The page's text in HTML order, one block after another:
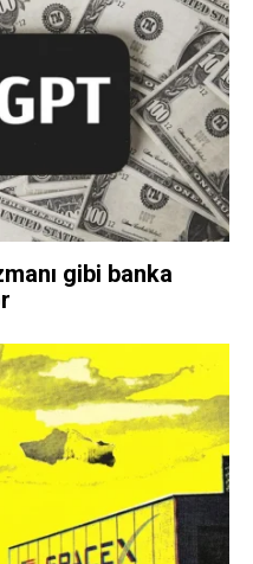
gibi banka